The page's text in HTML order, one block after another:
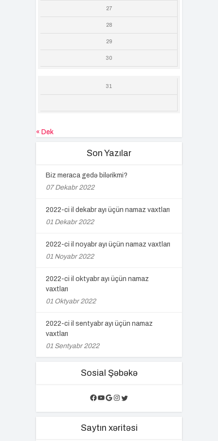
27
28
29
30
31
« Dek
Son Yazılar
Biz meraca gedə bilərikmi?
07 Dekabr 2022
2022-ci il dekabr ayı üçün namaz vaxtları
01 Dekabr 2022
2022-ci il noyabr ayı üçün namaz vaxtları
01 Noyabr 2022
2022-ci il oktyabr ayı üçün namaz
vaxtları
01 Oktyabr 2022
2022-ci il sentyabr ayı üçün namaz
vaxtları
01 Sentyabr 2022
Sosial Şəbəkə
Facebook
YouTube
Google
Instagram
Twitter
Saytın xəritəsi